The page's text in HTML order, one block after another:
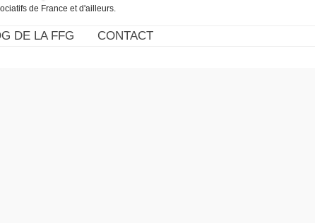
de France et d'ailleurs.
DE LA FFG CONTACT